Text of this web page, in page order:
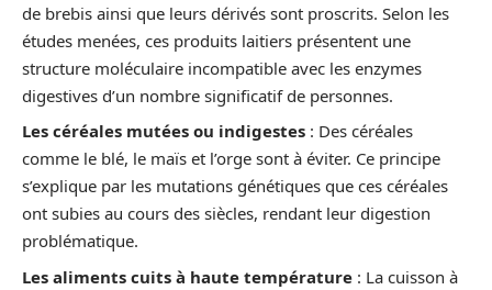
de brebis ainsi que leurs dérivés sont proscrits. Selon les
études menées, ces produits laitiers présentent une
structure moléculaire incompatible avec les enzymes
digestives d’un nombre significatif de personnes.
Les céréales mutées ou indigestes : Des céréales
comme le blé, le maïs et l’orge sont à éviter. Ce principe
s’explique par les mutations génétiques que ces céréales
ont subies au cours des siècles, rendant leur digestion
problématique.
Les aliments cuits à haute température : La cuisson à